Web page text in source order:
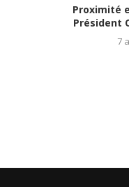
Proximité
Président
7